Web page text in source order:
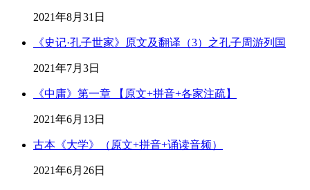
2021年8月31日
《史记·孔子世家》原文及翻译（3）之孔子周游列国
2021年7月3日
《中庸》第一章 【原文+拼音+各家注疏】
2021年6月13日
古本《大学》（原文+拼音+诵读音频）
2021年6月26日